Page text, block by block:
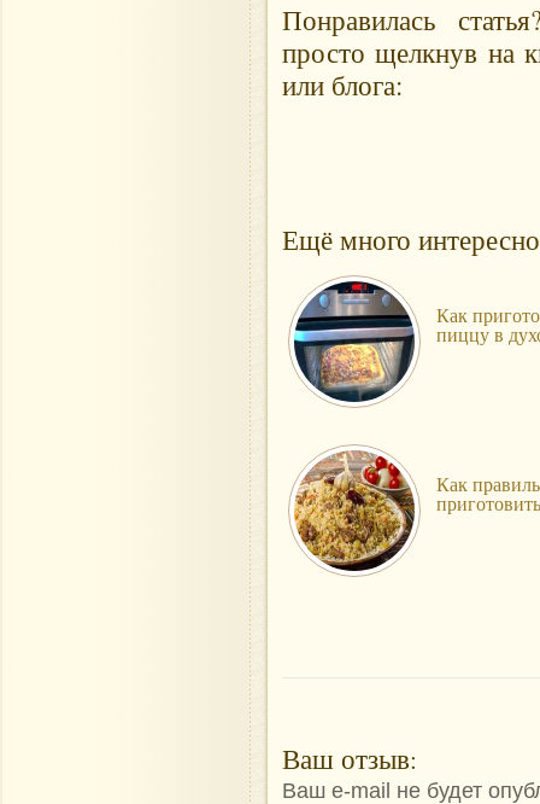
Понравилась
просто щелкнув на
или блога:
Ещё много
Как
пиццу в
Как
Ваш отзыв:
Ваш e-mail не будет